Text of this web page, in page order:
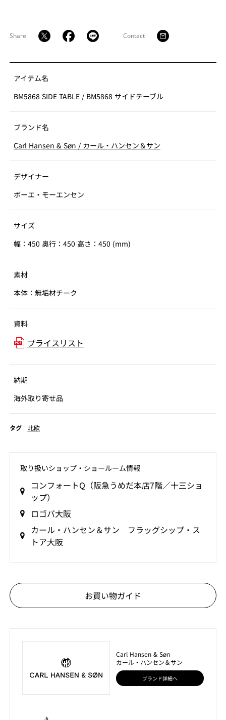
Share Contact
アイテム名
BM5868 SIDE TABLE / BM5868 サイドテーブル
ブランド名
Carl Hansen & Søn / カール・ハンセン＆サン
デザイナー
ボーエ・モーエンセン
サイズ
幅：450 奥行：450 高さ：450 (mm)
素材
本体：無垢材チーク
資料
プライスリスト
納期
海外取り寄せ品
タグ 北欧
取り扱いショップ‧ショールーム情報
コンフォートQ（阪急うめだ本店7階／十三ショ
ップ）
ロゴバ大阪
カール・ハンセン＆サン フラッグシップ・ス
トア大阪
お買い物ガイド
Carl Hansen & Søn
カール・ハンセン＆サン
ブランド詳細へ